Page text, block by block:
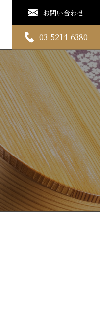
お問い合わせ
03-5214-6380